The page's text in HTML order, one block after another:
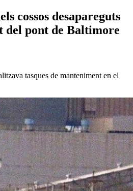
cossos desapareguts
del pont de Baltimore
tasques de manteniment en el